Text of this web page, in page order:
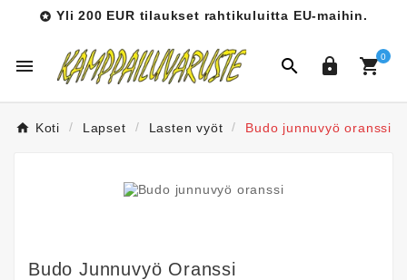
 Yli 200 EUR tilaukset rahtikuluitta EU-maihin.
   0
Koti Lapset Lasten vyöt Budo junnuvyö oranssi
Budo Junnuvyö Oranssi